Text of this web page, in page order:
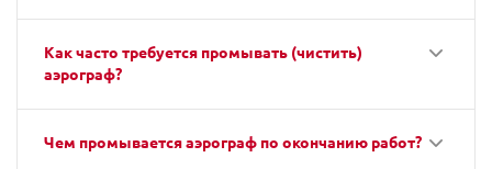
Как часто требуется промывать (чистить)
аэрограф?
Чем промывается аэрограф по окончанию работ?